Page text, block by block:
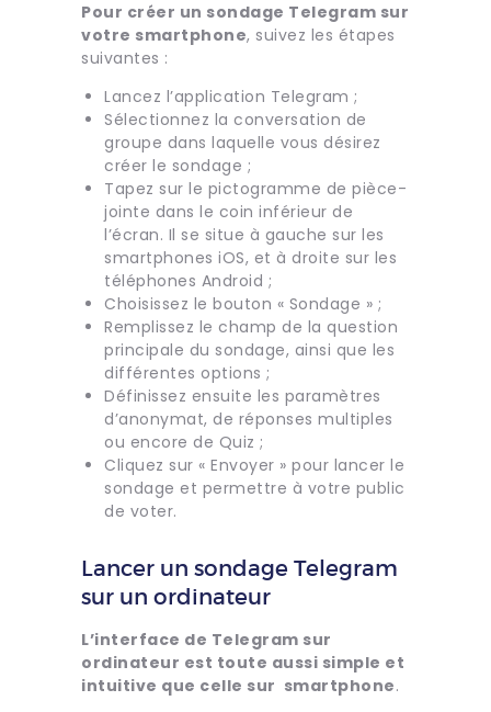
Pour créer un sondage Telegram sur
votre smartphone, suivez les étapes
suivantes :
Lancez l’application Telegram ;
Sélectionnez la conversation de
groupe dans laquelle vous désirez
créer le sondage ;
Tapez sur le pictogramme de pièce-
jointe dans le coin inférieur de
l’écran. Il se situe à gauche sur les
smartphones iOS, et à droite sur les
téléphones Android ;
Choisissez le bouton « Sondage » ;
Remplissez le champ de la question
principale du sondage, ainsi que les
différentes options ;
Définissez ensuite les paramètres
d’anonymat, de réponses multiples
ou encore de Quiz ;
Cliquez sur « Envoyer » pour lancer le
sondage et permettre à votre public
de voter.
Lancer un sondage Telegram
sur un ordinateur
L’interface de Telegram sur
ordinateur est toute aussi simple et
intuitive que celle sur smartphone.